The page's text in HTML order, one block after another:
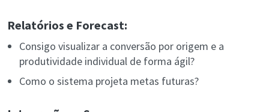
Relatórios e Forecast:
Consigo visualizar a conversão por origem e a
produtividade individual de forma ágil?
Como o sistema projeta metas futuras?